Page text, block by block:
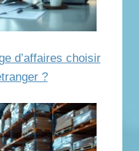
d’affaires choisir
?